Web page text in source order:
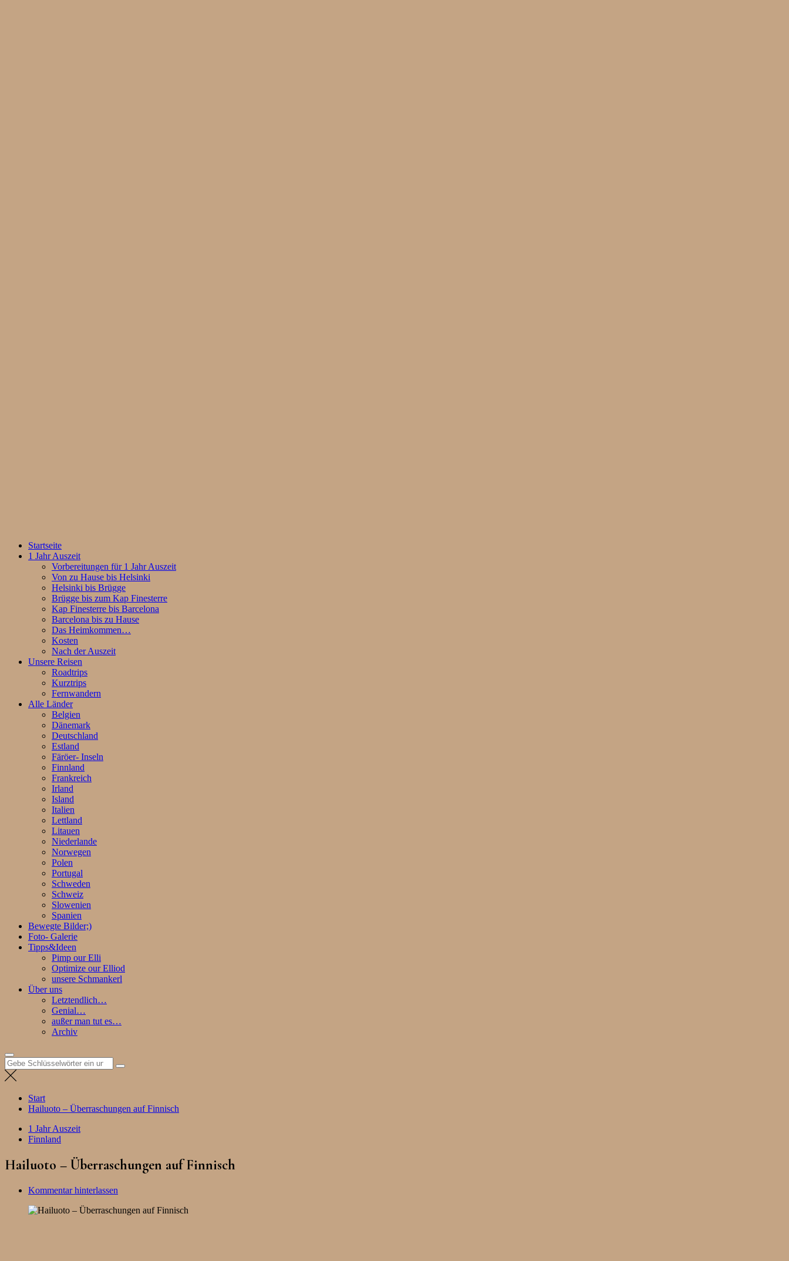
Startseite
1 Jahr Auszeit
Vorbereitungen für 1 Jahr Auszeit
Von zu Hause bis Helsinki
Helsinki bis Brügge
Brügge bis zum Kap Finesterre
Kap Finesterre bis Barcelona
Barcelona bis zu Hause
Das Heimkommen…
Kosten
Nach der Auszeit
Unsere Reisen
Roadtrips
Kurztrips
Fernwandern
Alle Länder
Belgien
Dänemark
Deutschland
Estland
Färöer- Inseln
Finnland
Frankreich
Irland
Island
Italien
Lettland
Litauen
Niederlande
Norwegen
Polen
Portugal
Schweden
Schweiz
Slowenien
Spanien
Bewegte Bilder;)
Foto- Galerie
Tipps&Ideen
Pimp our Elli
Optimize our Elliod
unsere Schmankerl
Über uns
Letztendlich…
Genial…
außer man tut es…
Archiv
Suchen
nach:
Start
Hailuoto – Überraschungen auf Finnisch
1 Jahr Auszeit
Finnland
Hailuoto – Überraschungen auf Finnisch
Kommentar hinterlassen